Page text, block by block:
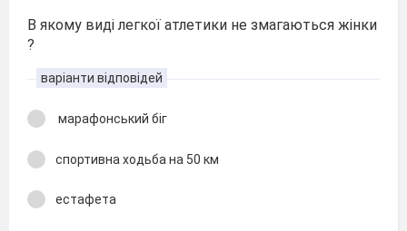
В якому виді легкої атлетики не змагаються жінки
?
варіанти відповідей
марафонський біг
спортивна ходьба на 50 км
естафета